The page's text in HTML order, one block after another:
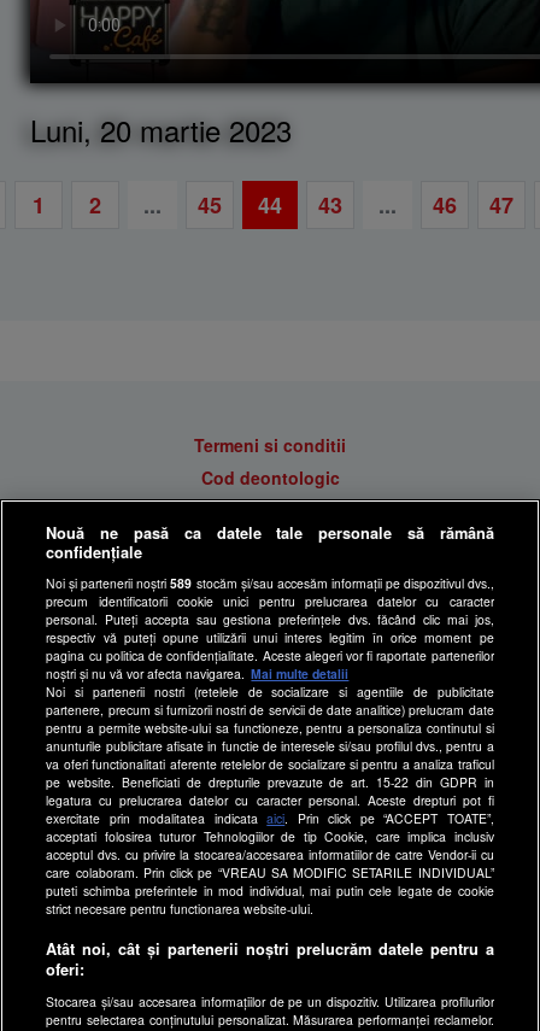
Luni, 20 martie 2023
1 2 ... 45 44 43 ... 46 47
Termeni si conditii
Cod deontologic
Politica de cookies
Gestionați preferințele
Politica de confidentialitate
Anunturi gratuite pe Lajumate.ro
Ultimele Stiri
Program Happy Channel
Echipa editorială
Site-uri Antena Group
a1.ro
antenastars.ro
as.ro
catine.ro
hellotaste.ro
medicool.ro
Nouă ne pasă ca datele tale personale să rămână
confidențiale
Noi și partenerii noștri589 stocăm și/sau accesăm informații pe dispozitivul dvs.,
precum identificatorii cookie unici pentru prelucrarea datelor cu caracter
personal. Puteți accepta sau gestiona preferințele dvs. făcând clic mai jos,
respectiv vă puteți opune utilizării unui interes legitim în orice moment pe
pagina cu politica de confidențialitate. Aceste alegeri vor fi raportate partenerilor
noștri și nu vă vor afecta navigarea.
Mai multe detalii
Noi si partenerii nostri (retelele de socializare si agentiile de publicitate
partenere, precum si furnizorii nostri de servicii de date analitice) prelucram date
pentru a permite website-ului sa functioneze, pentru a personaliza continutul si
anunturile publicitare afisate in functie de interesele si/sau profilul dvs., pentru a
va oferi functionalitati aferente retelelor de socializare si pentru a analiza traficul
pe website. Beneficiati de drepturile prevazute de art. 15-22 din GDPR in
legatura cu prelucrarea datelor cu caracter personal. Aceste drepturi pot fi
exercitate prin modalitatea indicataaici . Prin click pe “ACCEPT TOATE”,
acceptati folosirea tuturor Tehnologiilor de tip Cookie, care implica inclusiv
acceptul dvs. cu privire la stocarea/accesarea informatiilor de catre Vendor-ii cu
care colaboram. Prin click pe “VREAU SA MODIFIC SETARILE INDIVIDUAL”
puteti schimba preferintele in mod individual, mai putin cele legate de cookie
strict necesare pentru functionarea website-ului.
Atât noi, cât și partenerii noștri prelucrăm datele pentru a
oferi:
Stocarea și/sau accesarea informațiilor de pe un dispozitiv. Utilizarea profilurilor
pentru selectarea conținutului personalizat. Măsurarea performanței reclamelor.